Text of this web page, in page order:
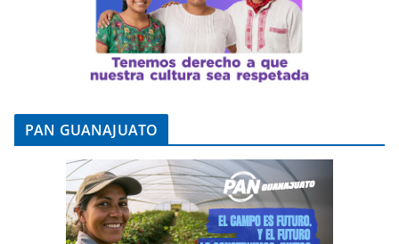
PAN GUANAJUATO